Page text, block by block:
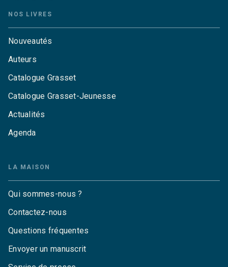
NOS LIVRES
Nouveautés
Auteurs
Catalogue Grasset
Catalogue Grasset-Jeunesse
Actualités
Agenda
LA MAISON
Qui sommes-nous ?
Contactez-nous
Questions fréquentes
Envoyer un manuscrit